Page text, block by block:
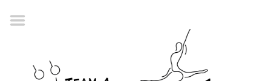
Accueil
Championnat romand
2022